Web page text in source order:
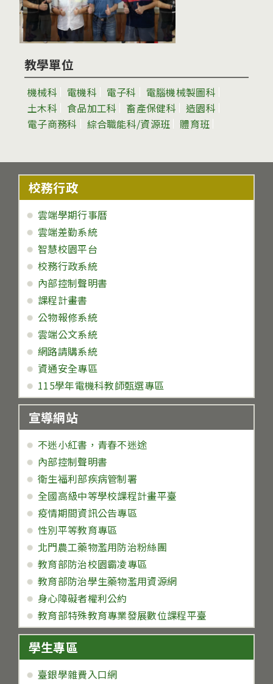
教學單位
機械科 電機科 電子科
電腦機械製圖科
土木科
食品加工科 畜產保健科
造園科
電子商務科
綜合職能科/資源班 體育班
校務行政
雲端學期行事曆
雲端差勤系統
智慧校園平台
校務行政系統
內部控制聲明書
課程計畫書
公物報修系統
雲端公文系統
網路請購系統
資通安全專區
115學年電機科教師甄選專區
宣導網站
不迷小紅書，青春不迷途
內部控制聲明書
衛生福利部疾病管制署
全國高級中等學校課程計畫平臺
疫情期間資訊公告專區
性別平等教育專區
北門農工藥物濫用防治粉絲團
教育部防治校園霸凌專區
教育部防治學生藥物濫用資源網
身心障礙者權利公約
教育部特殊教育專業發展數位課程平臺
學生專區
臺銀學雜費入口網